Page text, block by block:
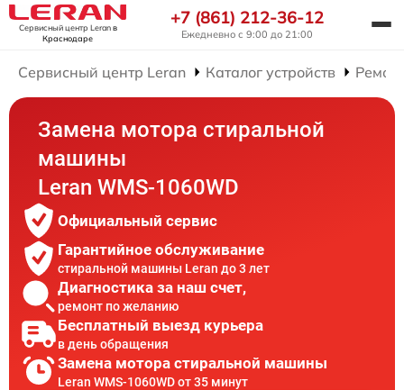
Сервисный центр Leranв
Краснодаре
+7 (861) 212-36-12
Ежедневно с 9:00 до 21:00
Сервисный центр Leran Каталог устройств
Замена мотора стиральной
машины
Leran WMS-1060WD
Официальный сервис
Гарантийное обслуживание
стиральной машины Leran до 3 лет
Диагностика за наш счет,
ремонт по желанию
Бесплатный выезд курьера
в день обращения
Замена мотора стиральной машины
Leran WMS-1060WD от 35 минут